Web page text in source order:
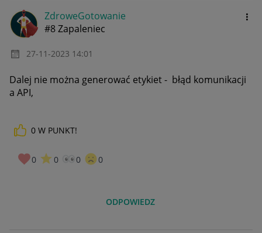
ZdroweGotowanie
#8 Zapaleniec
‎27-11-2023 14:01
Dalej nie można generować etykiet - błąd komunikacji
a API,
0 W PUNKT!
0 0 0 0
ODPOWIEDZ